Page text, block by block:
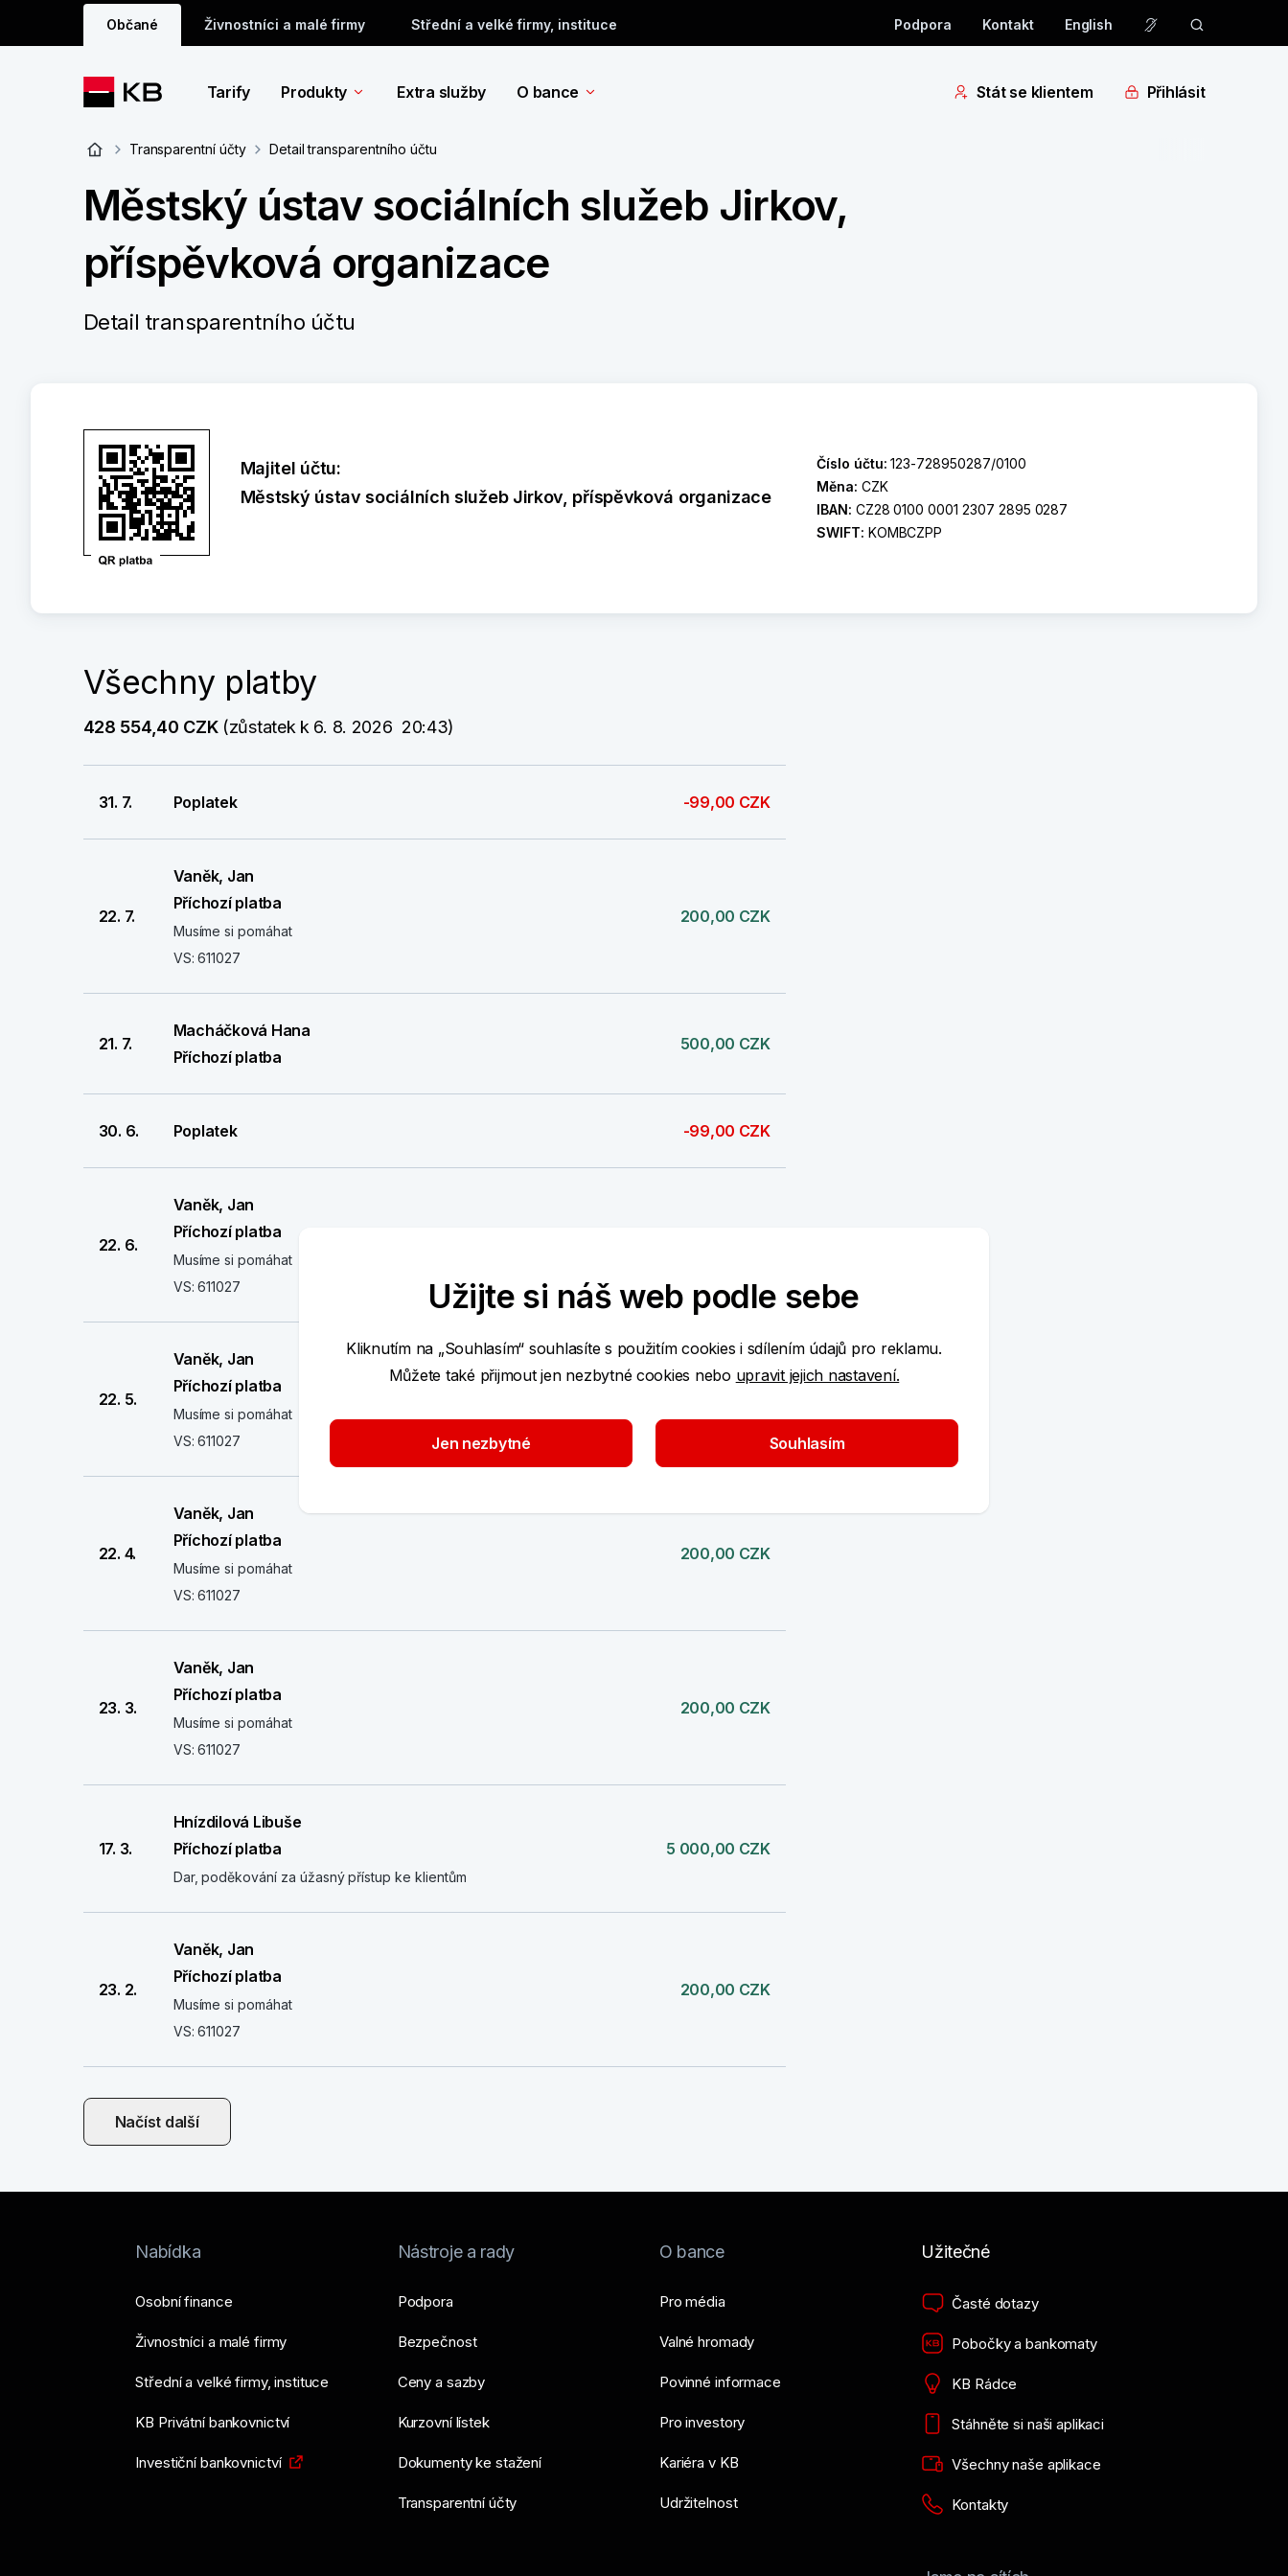
Občané Živnostníci a malé firmy Střední a velké firmy, instituce Podpora Kontakt English
Tarify Produkty Extra služby O bance Stát se klientem Přihlásit
Transparentní účty Detail transparentního účtu
Městský ústav sociálních služeb Jirkov,
příspěvková organizace
Detail transparentního účtu
Majitel účtu:
Městský ústav sociálních služeb Jirkov, příspěvková organizace
Číslo účtu:123-728950287/0100
Měna: CZK
IBAN: CZ28 0100 0001 2307 2895 0287
SWIFT: KOMBCZPP
Všechny platby
428 554,40 CZK (zůstatek k 6. 8. 2026  20:43)
31. 7. Poplatek -99,00 CZK
22. 7.
Vaněk, Jan
Příchozí platba
Musíme si pomáhat
VS: 611027
200,00 CZK
21. 7.
Macháčková Hana
Příchozí platba
500,00 CZK
30. 6. Poplatek -99,00 CZK
22. 6.
Vaněk, Jan
Příchozí platba
Musíme si pomáhat
VS: 611027
22. 5.
Vaněk, Jan
Příchozí platba
Musíme si pomáhat
VS: 611027
22. 4.
Vaněk, Jan
Příchozí platba
Musíme si pomáhat
VS: 611027
200,00 CZK
23. 3.
Vaněk, Jan
Příchozí platba
Musíme si pomáhat
VS: 611027
200,00 CZK
17. 3.
Hnízdilová Libuše
Příchozí platba
Dar, poděkování za úžasný přístup ke klientům
5 000,00 CZK
23. 2.
Vaněk, Jan
Příchozí platba
Musíme si pomáhat
VS: 611027
200,00 CZK
Načíst další
Nabídka
Osobní finance
Živnostníci a malé firmy
Střední a velké firmy, instituce
KB Privátní bankovnictví
Investiční bankovnictví
Nástroje a rady
Podpora
Bezpečnost
Ceny a sazby
Kurzovní lístek
Dokumenty ke stažení
Transparentní účty
O bance
Pro média
Valné hromady
Povinné informace
Pro investory
Kariéra v KB
Udržitelnost
Užitečné
Časté dotazy
Pobočky a bankomaty
KB Rádce
Stáhněte si naši aplikaci
Všechny naše aplikace
Kontakty
Užijte si náš web podle sebe
Kliknutím na „Souhlasím“ souhlasíte s použitím cookies i sdílením údajů pro reklamu.
Můžete také přijmout jen nezbytné cookies nebo upravit jejich nastavení.
Jen nezbytné Souhlasím